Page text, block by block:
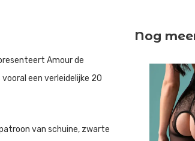
Amour de
een verleidelijke 20
van schuine, zwarte
Nog